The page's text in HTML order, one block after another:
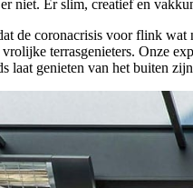
niet. Er slim, creatief en
de coronacrisis voor flink
terrasgenieters. Onze
laat genieten van het buiten